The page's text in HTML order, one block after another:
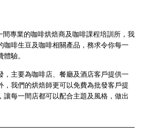
專業的咖啡烘焙商及咖啡課程培訓所，我
咖啡生豆及咖啡相關產品，務求令你每一
驗。
，主要為咖啡店、餐廳及酒店客戶提供一
，我們的烘焙師更可以免費為批發客戶提
讓每一間店都可以配合主題及風格，做出